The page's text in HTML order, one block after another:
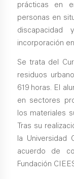
prácticas en
personas en
incorporación
Se trata del
residuos
619 horas. El
en sectores
los materiales
Tras su
la Universidad
acuerdo de
Fundación